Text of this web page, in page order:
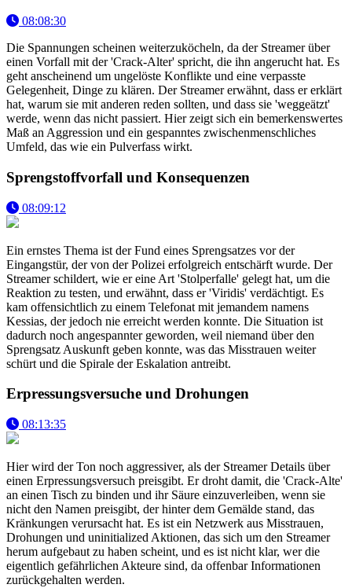
08:08:30
Die Spannungen scheinen weiterzuköcheln, da der Streamer über
einen Vorfall mit der 'Crack-Alter' spricht, die ihn angerucht hat. Es
geht anscheinend um ungelöste Konflikte und eine verpasste
Gelegenheit, Dinge zu klären. Der Streamer erwähnt, dass er erklärt
hat, warum sie mit anderen reden sollten, und dass sie 'weggeätzt'
werde, wenn das nicht passiert. Hier zeigt sich ein bemerkenswertes
Maß an Aggression und ein gespanntes zwischenmenschliches
Umfeld, das wie ein Pulverfass wirkt.
Sprengstoffvorfall und Konsequenzen
08:09:12
Ein ernstes Thema ist der Fund eines Sprengsatzes vor der
Eingangstür, der von der Polizei erfolgreich entschärft wurde. Der
Streamer schildert, wie er eine Art 'Stolperfalle' gelegt hat, um die
Reaktion zu testen, und erwähnt, dass er 'Viridis' verdächtigt. Es
kam offensichtlich zu einem Telefonat mit jemandem namens
Kessias, der jedoch nie erreicht werden konnte. Die Situation ist
dadurch noch angespannter geworden, weil niemand über den
Sprengsatz Auskunft geben konnte, was das Misstrauen weiter
schürt und die Spirale der Eskalation antreibt.
Erpressungsversuche und Drohungen
08:13:35
Hier wird der Ton noch aggressiver, als der Streamer Details über
einen Erpressungsversuch preisgibt. Er droht damit, die 'Crack-Alte'
an einen Tisch zu binden und ihr Säure einzuverleiben, wenn sie
nicht den Namen preisgibt, der hinter dem Gemälde stand, das
Kränkungen verursacht hat. Es ist ein Netzwerk aus Misstrauen,
Drohungen und uninitialized Aktionen, das sich um den Streamer
herum aufgebaut zu haben scheint, und es ist nicht klar, wer die
eigentlich gefährlichen Akteure sind, da offenbar Informationen
zurückgehalten werden.